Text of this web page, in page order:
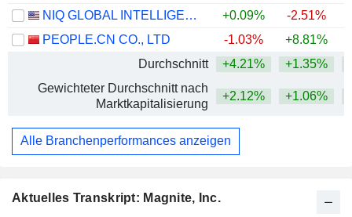
Aktuelles Transkript: Magnite, Inc.
NIQ GLOBAL INTELLIGENCE PLC
+0.09% -2.51%
PEOPLE.CN CO., LTD
-1.03% +8.81%
Durchschnitt
+4.21% +1.35%
Gewichteter Durchschnitt nach
Marktkapitalisierung
+2.12% +1.06%
Alle Branchenperformances anzeigen